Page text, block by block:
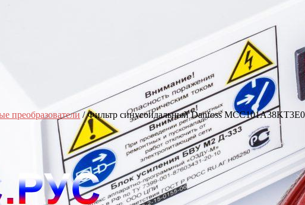
преобразователи / Фильтр синусоидальный Danfoss